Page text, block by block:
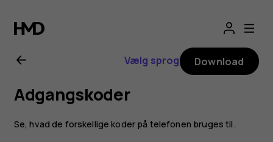
Brugervejledning
til
Nokia
G21
Vælg sprog Download
Adgangskoder
Se, hvad de forskellige koder på telefonen bruges til.